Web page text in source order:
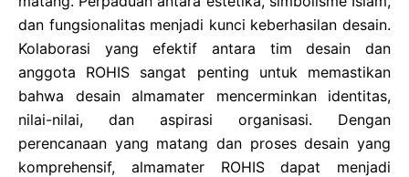
dan fungsionalitas menjadi kunci keberhasilan desain.
Kolaborasi yang efektif antara tim desain dan
anggota ROHIS sangat penting untuk memastikan
bahwa desain almamater mencerminkan identitas,
nilai-nilai, dan aspirasi organisasi. Dengan
perencanaan yang matang dan proses desain yang
komprehensif, almamater ROHIS dapat menjadi